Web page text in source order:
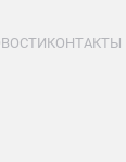
КОНТАКТЫ